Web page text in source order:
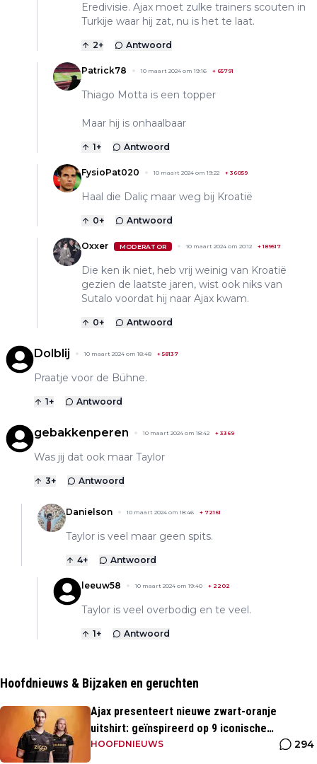
Eredivisie. Ajax moet zulke trainers scouten in
Turkije waar hij zat, nu is het te laat.
2+ Antwoord
Patrick78 10 maart 2024 om 19:16 + 65791
Thiago Motta is een topper
Maar hij is onhaalbaar
1+ Antwoord
FysioPat020 10 maart 2024 om 19:22 + 36059
Haal die Daliç maar weg bij Kroatië
0+ Antwoord
Oxxer MODERATOR 10 maart 2024 om 20:12 +189517
Die ken ik niet, heb vrij weinig van Kroatië
gezien de laatste jaren, wist ook niks van
Sutalo voordat hij naar Ajax kwam.
0+ Antwoord
Dolblij 10 maart 2024 om 18:48 +58137
Praatje voor de Bühne.
1+ Antwoord
gebakkenperen 10 maart 2024 om 18:42 + 3369
Was jij dat ook maar Taylor
3+ Antwoord
Danielson 10 maart 2024 om 18:46 + 72161
Taylor is veel maar geen spits.
4+ Antwoord
leeuw58 10 maart 2024 om 19:40 + 2202
Taylor is veel overbodig en te veel.
1+ Antwoord
Hoofdnieuws & Bijzaken en geruchten
Ajax presenteert nieuwe zwart-oranje
uitshirt: geïnspireerd op 9 iconische
momenten uit clubhistorie
HOOFDNIEUWS 294